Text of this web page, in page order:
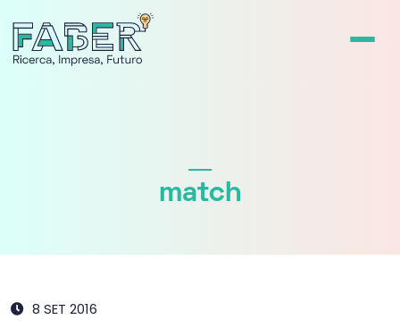
match
8 SET 2016